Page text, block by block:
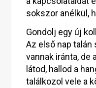
sokszor anélkül,
Gondolj egy új
Az első nap
vannak iránta, de
látod, hallod a
találkozol vele a